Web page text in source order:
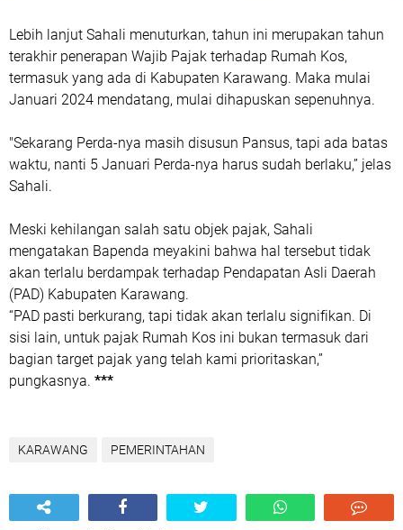
Lebih lanjut Sahali menuturkan, tahun ini merupakan tahun
terakhir penerapan Wajib Pajak terhadap Rumah Kos,
termasuk yang ada di Kabupaten Karawang. Maka mulai
Januari 2024 mendatang, mulai dihapuskan sepenuhnya.
"Sekarang Perda-nya masih disusun Pansus, tapi ada batas
waktu, nanti 5 Januari Perda-nya harus sudah berlaku,” jelas
Sahali.
Meski kehilangan salah satu objek pajak, Sahali
mengatakan Bapenda meyakini bahwa hal tersebut tidak
akan terlalu berdampak terhadap Pendapatan Asli Daerah
(PAD) Kabupaten Karawang.
“PAD pasti berkurang, tapi tidak akan terlalu signifikan. Di
sisi lain, untuk pajak Rumah Kos ini bukan termasuk dari
bagian target pajak yang telah kami prioritaskan,”
pungkasnya. ***
KARAWANG PEMERINTAHAN